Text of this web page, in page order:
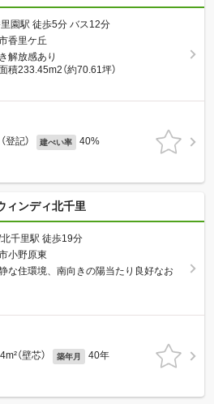
園駅 徒歩5分 バス12分
香里ケ丘
解放感あり
233.45m2（約70.61坪）
登記） 建ぺい率 40%
ィンディ北千里
千里駅 徒歩19分
小野原東
な住環境、南向きの陽当たり良好なお
（壁芯） 築年月 40年